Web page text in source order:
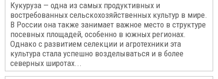
Кукуруза — одна из самых продуктивных и
востребованных сельскохозяйственных культур в мире.
В России она также занимает важное место в структуре
посевных площадей, особенно в южных регионах.
Однако с развитием селекции и агротехники эта
культура стала успешно возделываться и в более
северных широтах...